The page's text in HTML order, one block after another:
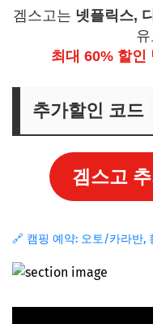
겜스고는 넷플릭스,
최대 60% 할인
추가할인 코드
겜스고
🔗 캠핑 예약: 오토/카라반,